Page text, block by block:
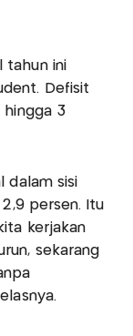
tahun ini
Defisit
hingga 3
dalam sisi
persen. Itu
kerjakan
sekarang